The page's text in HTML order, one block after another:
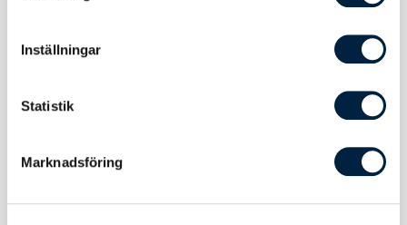
Inställningar
Statistik
Marknadsföring